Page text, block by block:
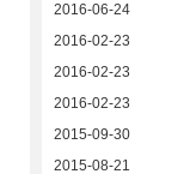
2016-06-24
2016-02-23
2016-02-23
2016-02-23
2015-09-30
2015-08-21